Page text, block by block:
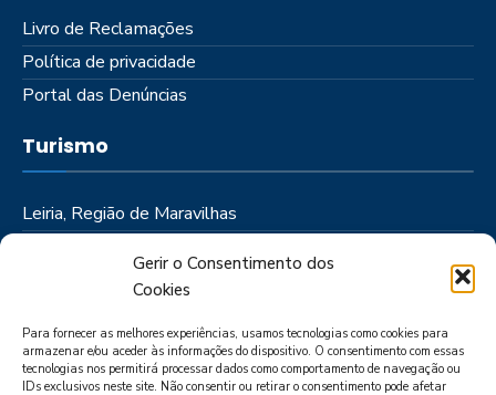
Gerir o Consentimento dos
Cookies
Para fornecer as melhores experiências, usamos tecnologias como cookies para
armazenar e/ou aceder às informações do dispositivo. O consentimento com essas
tecnologias nos permitirá processar dados como comportamento de navegação ou
IDs exclusivos neste site. Não consentir ou retirar o consentimento pode afetar
Livro de Reclamações
Política de privacidade
Portal das Denúncias
Turismo
Leiria, Região de Maravilhas
Roteiros